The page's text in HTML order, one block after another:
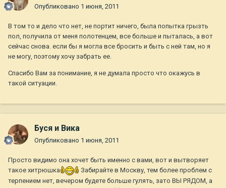
Опубликовано 1 июня, 2011
В том то и дело что нет, не портит ничего, была попытка грызть
пол, получила от меня полотенцем, все больше и пыталась, а вот
сейчас снова. если бы я могла все бросить и быть с ней там, но я
не могу, поэтому хочу забрать ее.
Спасибо Вам за понимание, я не думала просто что окажусь в
такой ситуации.
Буся и Вика
Опубликовано 1 июня, 2011
Просто видимо она хочет быть именно с вами, вот и вытворяет
такое хитрюшка
Забирайте в Москву, тем более проблем с
терпением нет, вечером будете больше гулять, зато ВЫ РЯДОМ, а